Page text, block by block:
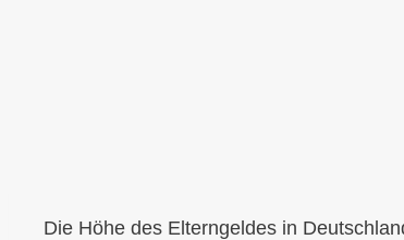
Die Höhe des Elterngeldes in